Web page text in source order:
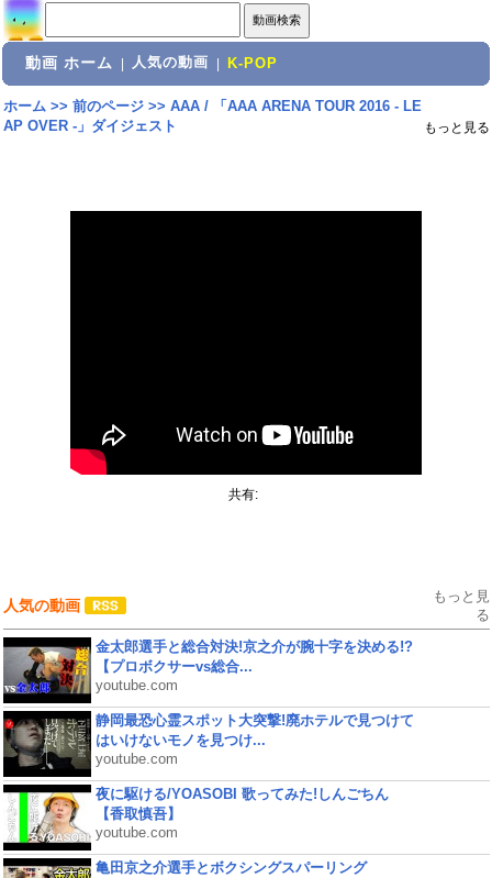
動画 ホーム 人気の動画 K-POP
ホーム>> 前のページ>> AAA / 「AAA ARENA TOUR 2016 - LE
AP OVER -」ダイジェスト
もっと見る
共有:
人気の動画
もっと見
る
金太郎選手と総合対決!京之介が腕十字を決める!?
【プロボクサーvs総合...
youtube.com
静岡最恐心霊スポット大突撃!廃ホテルで見つけて
はいけないモノを見つけ...
youtube.com
夜に駆ける/YOASOBI 歌ってみた!しんごちん
【香取慎吾】
youtube.com
亀田京之介選手とボクシングスパーリング